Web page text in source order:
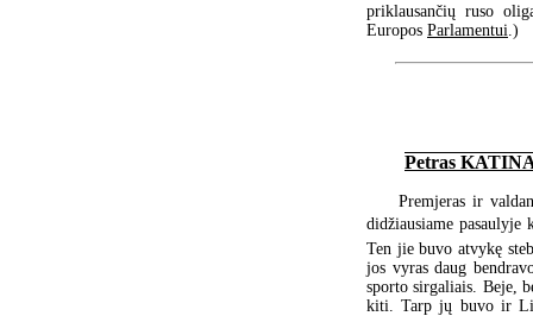
priklausančių ruso
Europos Parlamentui .)
Petras
Premjeras ir
didžiausiame pasaulyje
Ten jie buvo atvykę
jos vyras daug
sporto sirgaliais. Beje,
kiti. Tarp jų buvo ir